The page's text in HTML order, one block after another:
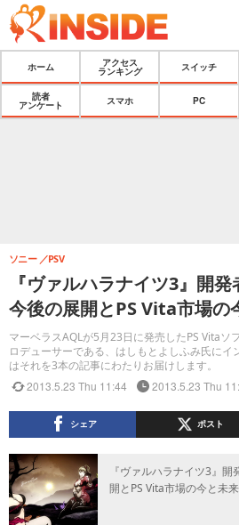
ホーム
アクセス
ランキング
スイッチ
読者
アンケート
スマホ PC
『ヴァルハラナイツ3』開
今後の展開とPS Vita市場の
マーベラスAQLが5月23日に発売したPS Vitaソ
ロデューサーである、はしもとよしふみ氏にイ
はそれを3本の記事にわたりお届けします。
ソニー PSV
2013.5.23 Thu 11:44 2013.5.23 Thu
シェア ポスト
『ヴァルハラナイツ3』
開とPS Vita市場の今と未来